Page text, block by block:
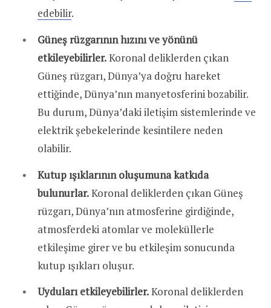
edebilir.
Güneş rüzgarının hızını ve yönünü
etkileyebilirler.Koronal deliklerden çıkan
Güneş rüzgarı, Dünya’ya doğru hareket
ettiğinde, Dünya’nın manyetosferini bozabilir.
Bu durum, Dünya’daki iletişim sistemlerinde ve
elektrik şebekelerinde kesintilere neden
olabilir.
Kutup ışıklarının oluşumuna katkıda
bulunurlar.Koronal deliklerden çıkan Güneş
rüzgarı, Dünya’nın atmosferine girdiğinde,
atmosferdeki atomlar ve moleküllerle
etkileşime girer ve bu etkileşim sonucunda
kutup ışıkları oluşur.
Uyduları etkileyebilirler.Koronal deliklerden